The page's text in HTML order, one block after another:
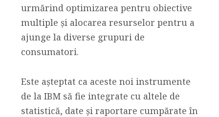
urmărind optimizarea pentru obiective
multiple și alocarea resurselor pentru a
ajunge la diverse grupuri de
consumatori.
Este așteptat ca aceste noi instrumente
de la IBM să fie integrate cu altele de
statistică, date și raportare cumpărate în